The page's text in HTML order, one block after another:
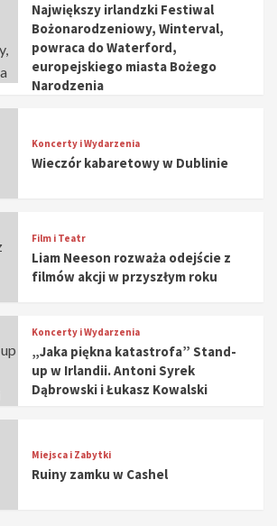
Największy irlandzki Festiwal
Bożonarodzeniowy, Winterval,
powraca do Waterford,
europejskiego miasta Bożego
Narodzenia
Koncerty i Wydarzenia
Wieczór kabaretowy w Dublinie
Film i Teatr
Liam Neeson rozważa odejście z
filmów akcji w przyszłym roku
Koncerty i Wydarzenia
„Jaka piękna katastrofa” Stand-
up w Irlandii. Antoni Syrek
Dąbrowski i Łukasz Kowalski
Miejsca i Zabytki
Ruiny zamku w Cashel